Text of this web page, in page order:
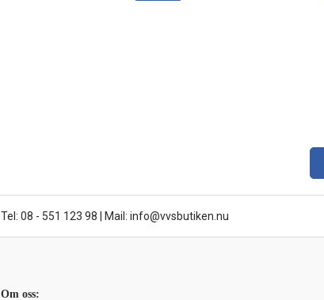
Tel: 08 - 551 123 98 Mail: info@vvsbutiken.nu
Om oss: